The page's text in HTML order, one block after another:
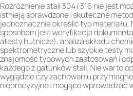
Rozróżnienie stali 304 i 316 nie jest
istnieją sprawdzone i skuteczne
jednoznacznie określić typ materiału.
sposobem jest weryfikacja
atesty hutnicze), analiza składu
spektrometryczne lub szybkie testy
znajomość typowych zastosowań i
każdego z gatunków stali. Nie warto
wyglądzie czy zachowaniu przy
nieprecyzyjne i mogące wprowadzać